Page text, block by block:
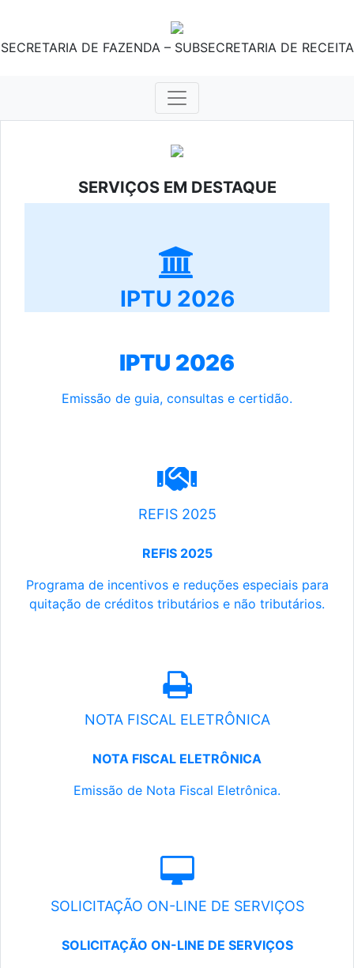
SECRETARIA DE FAZENDA – SUBSECRETARIA DE RECEITA
SERVIÇOS EM DESTAQUE
IPTU 2026
IPTU 2026
Emissão de guia, consultas e certidão.
REFIS 2025
REFIS 2025
Programa de incentivos e reduções especiais para
quitação de créditos tributários e não tributários.
NOTA FISCAL ELETRÔNICA
NOTA FISCAL ELETRÔNICA
Emissão de Nota Fiscal Eletrônica.
SOLICITAÇÃO ON-LINE DE SERVIÇOS
SOLICITAÇÃO ON-LINE DE SERVIÇOS